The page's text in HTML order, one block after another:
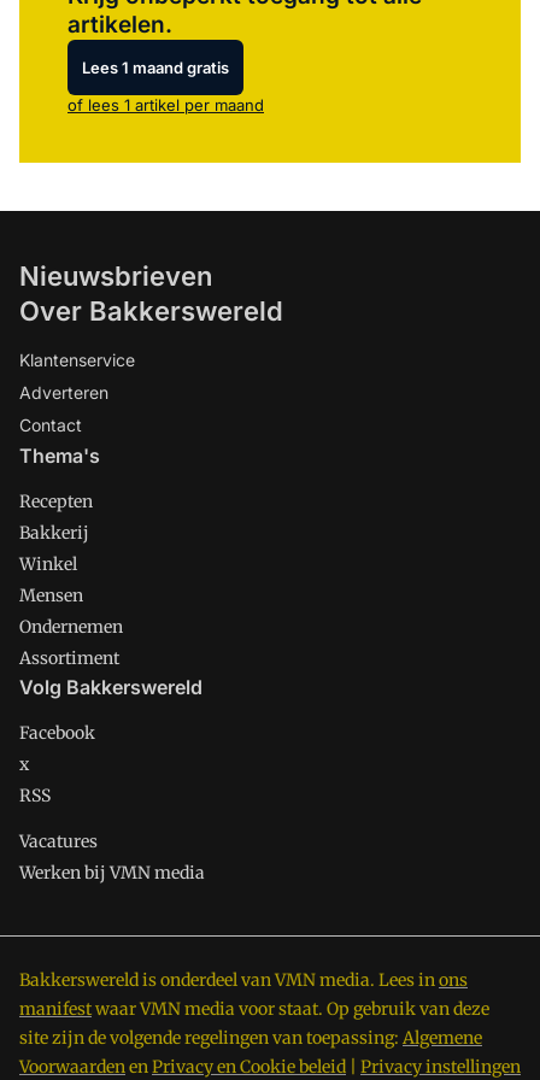
artikelen.
Lees 1 maand gratis
of lees 1 artikel per maand
Nieuwsbrieven
Over Bakkerswereld
Klantenservice
Adverteren
Contact
Thema's
Recepten
Bakkerij
Winkel
Mensen
Ondernemen
Assortiment
Volg Bakkerswereld
Facebook
x
RSS
Vacatures
Werken bij VMN media
Bakkerswereld is onderdeel van VMN media. Lees inons
manifestwaar VMN media voor staat. Op gebruik van deze
site zijn de volgende regelingen van toepassing: Algemene
VoorwaardenenPrivacy en Cookie beleid Privacy instellingen